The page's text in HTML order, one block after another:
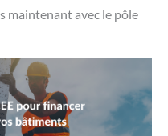
maintenant avec le pôle